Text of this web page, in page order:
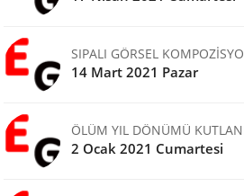
SIPALI GÖRSEL
14 Mart 2021 Pazar
ÖLÜM YIL DÖNÜMÜ
2 Ocak 2021 Cumartesi